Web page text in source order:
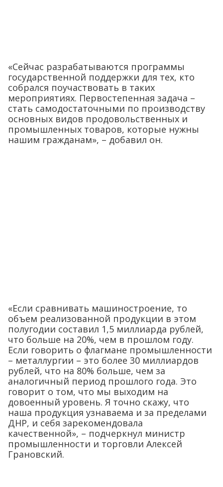
«Сейчас разрабатываются программы
государственной поддержки для тех, кто
собрался поучаствовать в таких
мероприятиях. Первостепенная задача –
стать самодостаточными по производству
основных видов продовольственных и
промышленных товаров, которые нужны
нашим гражданам», – добавил он.
«Если сравнивать машиностроение, то
объем реализованной продукции в этом
полугодии составил 1,5 миллиарда рублей,
что больше на 20%, чем в прошлом году.
Если говорить о флагмане промышленности
– металлургии – это более 30 миллиардов
рублей, что на 80% больше, чем за
аналогичный период прошлого года. Это
говорит о том, что мы выходим на
довоенный уровень. Я точно скажу, что
наша продукция узнаваема и за пределами
ДНР, и себя зарекомендовала
качественной», – подчеркнул министр
промышленности и торговли Алексей
Грановский.